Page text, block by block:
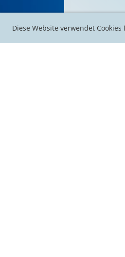
Diese Website verwendet